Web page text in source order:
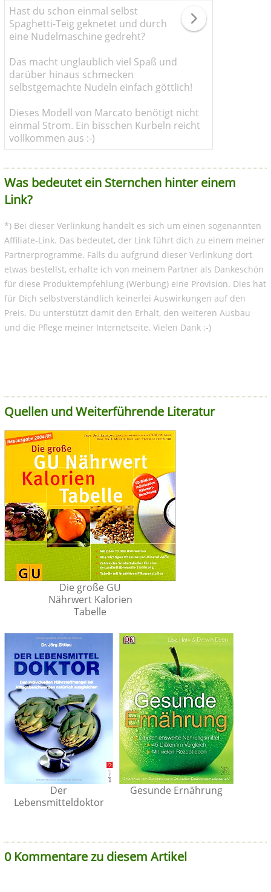
Hast du schon einmal selbst
Spaghetti-Teig geknetet und durch
eine Nudelmaschine gedreht?
Das macht unglaublich viel Spaß und
darüber hinaus schmecken
selbstgemachte Nudeln einfach göttlich!
Dieses Modell von Marcato benötigt nicht
einmal Strom. Ein bisschen Kurbeln reicht
vollkommen aus :-)
Was bedeutet ein Sternchen hinter einem
Link?
*) Bei dieser Verlinkung handelt es sich um einen sogenannten
Affiliate-Link. Das bedeutet, der Link führt dich zu einem meiner
Partnerprogramme. Falls du aufgrund dieser Verlinkung dort
etwas bestellst, erhalte ich von meinem Partner als Dankeschön
für diese Produktempfehlung (Werbung) eine Provision. Dies hat
für Dich selbstverständlich keinerlei Auswirkungen auf den
Preis. Du unterstützt damit den Erhalt, den weiteren Ausbau
und die Pflege meiner Internetseite. Vielen Dank :-)
Quellen und Weiterführende Literatur
Die große GU
Nährwert Kalorien
Tabelle
Der
Lebensmitteldoktor
Gesunde Ernährung
0 Kommentare zu diesem Artikel